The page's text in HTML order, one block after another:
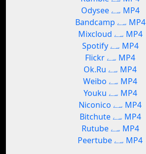
Odysee سے MP4
Bandcamp سے MP4
Mixcloud سے MP4
Spotify سے MP4
Flickr سے MP4
Ok.Ru سے MP4
Weibo سے MP4
Youku سے MP4
Niconico سے MP4
Bitchute سے MP4
Rutube سے MP4
Peertube سے MP4